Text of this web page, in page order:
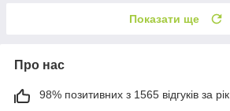
Показати ще
Про нас
98% позитивних з 1565 відгуків за рік